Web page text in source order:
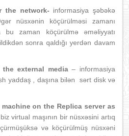
the network- informasiya şəbəkə
nüsxənin köçürülməsi zamanı
bu zaman köçürülmə əməliyyatı
sonra qaldığı yerdən davam
external media– informasiya
yaddaş , daşına bilən sərt disk və
on the Replica server as
virtual maşının bir nüsxəsini artıq
və köçürülmüş nüsxəni